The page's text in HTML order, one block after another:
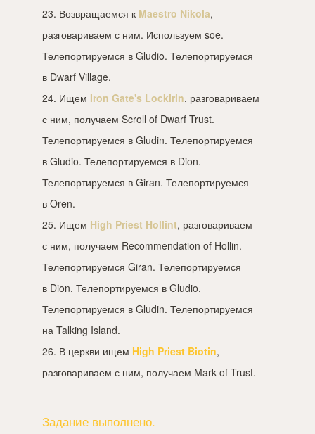
23. Возвращаемся к Maestro Nikola,
разговариваем с ним. Используем soe.
Телепортируемся в Gludio. Телепортируемся
в Dwarf Village.
24. Ищем Iron Gate's Lockirin, разговариваем
с ним, получаем Scroll of Dwarf Trust.
Телепортируемся в Gludin. Телепортируемся
в Gludio. Телепортируемся в Dion.
Телепортируемся в Giran. Телепортируемся
в Oren.
25. Ищем High Priest Hollint, разговариваем
с ним, получаем Recommendation of Hollin.
Телепортируемся Giran. Телепортируемся
в Dion. Телепортируемся в Gludio.
Телепортируемся в Gludin. Телепортируемся
на Talking Island.
26. В церкви ищем High Priest Biotin,
разговариваем с ним, получаем Mark of Trust.
Задание выполнено.